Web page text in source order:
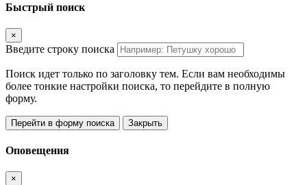
Быстрый поиск
×
Введите строку поиска
Поиск идет только по заголовку тем. Если вам необходимы
более тонкие настройки поиска, то перейдите в полную
форму.
Перейти в форму поиска Закрыть
Оповещения
×